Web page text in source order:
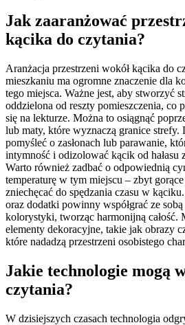
Jak zaaranżować
kącika do czytania?
Aranżacja przestrzeni wokół kącika do
mieszkaniu ma ogromne znaczenie dla
tego miejsca. Ważne jest, aby stworzyć
oddzielona od reszty pomieszczenia, co
się na lekturze. Można to osiągnąć
lub maty, które wyznaczą granice strefy.
pomyśleć o zasłonach lub parawanie,
intymność i odizolować kącik od hałasu
Warto również zadbać o odpowiednią
temperaturę w tym miejscu – zbyt
zniechęcać do spędzania czasu w
oraz dodatki powinny współgrać ze
kolorystyki, tworząc harmonijną całość.
elementy dekoracyjne, takie jak obrazy
które nadadzą przestrzeni osobistego
Jakie technologie mogą
czytania?
W dzisiejszych czasach technologia